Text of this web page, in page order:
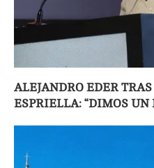
ALEJANDRO EDER
ESPRIELLA: “DIMOS UN